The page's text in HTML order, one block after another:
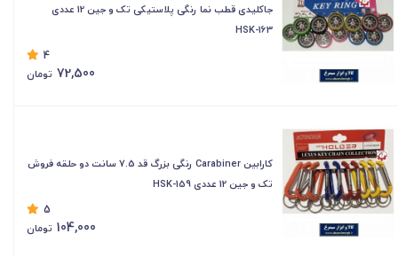
جاکلیدی قطب نما رنگی پلاستیکی تک و جین 12 عددی
HSK-163
4
72,500 تومان
کارابین Carabiner رنگی بزرگ قد 7.5 سانت دو حلقه فروش
تک و جین 12 عددی HSK-159
5
104,000 تومان